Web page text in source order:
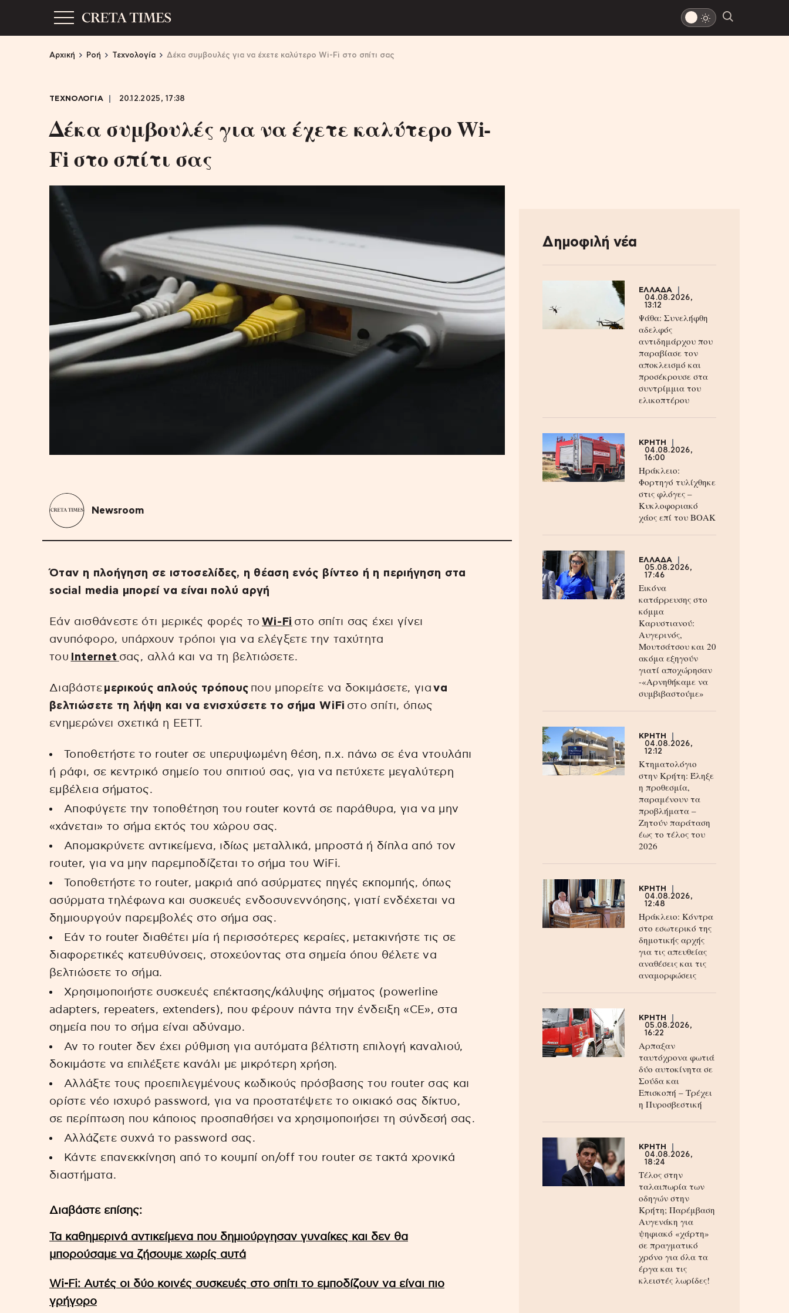
Αρχική Ροή Τεχνολογία Δέκα συμβουλές για να έχετε καλύτερο Wi-Fi στο σπίτι σας
ΤΕΧΝΟΛΟΓΙΑ 20.12.2025, 17:38
Δέκα συμβουλές για να έχετε καλύτερο Wi-
Fi στο σπίτι σας
Newsroom
Όταν η πλοήγηση σε ιστοσελίδες, η θέαση ενός βίντεο ή η περιήγηση στα
social media μπορεί να είναι πολύ αργή
Εάν αισθάνεστε ότι μερικές φορές το Wi-Fi στο σπίτι σας έχει γίνει
ανυπόφορο, υπάρχουν τρόποι για να ελέγξετε την ταχύτητα
του
Internet σας, αλλά και να τη βελτιώσετε.
Διαβάστε μερικούς απλούς τρόπους που μπορείτε να δοκιμάσετε, γιανα
βελτιώσετε τη λήψη και να ενισχύσετε το σήμα WiFi στο σπίτι, όπως
ενημερώνει σχετικά η ΕΕΤΤ.
Τοποθετήστε το router σε υπερυψωμένη θέση, π.χ. πάνω σε ένα ντουλάπι
ή ράφι, σε κεντρικό σημείο του σπιτιού σας, για να πετύχετε μεγαλύτερη
εμβέλεια σήματος.
Αποφύγετε την τοποθέτηση του router κοντά σε παράθυρα, για να μην
«χάνεται» το σήμα εκτός του χώρου σας.
Απομακρύνετε αντικείμενα, ιδίως μεταλλικά, μπροστά ή δίπλα από τον
router, για να μην παρεμποδίζεται το σήμα του WiFi.
Τοποθετήστε το router, μακριά από ασύρματες πηγές εκπομπής, όπως
ασύρματα τηλέφωνα και συσκευές ενδοσυνεννόησης, γιατί ενδέχεται να
δημιουργούν παρεμβολές στο σήμα σας.
Εάν το router διαθέτει μία ή περισσότερες κεραίες, μετακινήστε τις σε
διαφορετικές κατευθύνσεις, στοχεύοντας στα σημεία όπου θέλετε να
βελτιώσετε το σήμα.
Χρησιμοποιήστε συσκευές επέκτασης/κάλυψης σήματος (powerline
adapters, repeaters, extenders), που φέρουν πάντα την ένδειξη «CE», στα
σημεία που το σήμα είναι αδύναμο.
Αν το router δεν έχει ρύθμιση για αυτόματα βέλτιστη επιλογή καναλιού,
δοκιμάστε να επιλέξετε κανάλι με μικρότερη χρήση.
Αλλάξτε τους προεπιλεγμένους κωδικούς πρόσβασης του router σας και
ορίστε νέο ισχυρό password, για να προστατέψετε το οικιακό σας δίκτυο,
σε περίπτωση που κάποιος προσπαθήσει να χρησιμοποιήσει τη σύνδεσή σας.
Αλλάζετε συχνά το password σας.
Κάντε επανεκκίνηση από το κουμπί on/off του router σε τακτά χρονικά
διαστήματα.
Διαβάστε επίσης:
Τα καθημερινά αντικείμενα που δημιούργησαν γυναίκες και δεν θα
μπορούσαμε να ζήσουμε χωρίς αυτά
Wi-Fi: Αυτές οι δύο κοινές συσκευές στο σπίτι το εμποδίζουν να είναι πιο
γρήγορο
Δημοφιλή νέα
ΕΛΛΑΔΑ
04.08.2026,
13:12
Ψάθα: Συνελήφθη
αδελφός
αντιδημάρχου που
παραβίασε τον
αποκλεισμό και
προσέκρουσε στα
συντρίμμια του
ελικοπτέρου
ΚΡΗΤΗ
04.08.2026,
16:00
Ηράκλειο:
Φορτηγό τυλίχθηκε
στις φλόγες –
Κυκλοφοριακό
χάος επί του ΒΟΑΚ
ΕΛΛΑΔΑ
05.08.2026,
17:46
Εικόνα
κατάρρευσης στο
κόμμα
Καρυστιανού:
Αυγερινός,
Μουτσάτσου και 20
ακόμα εξηγούν
γιατί αποχώρησαν
-«Αρνηθήκαμε να
συμβιβαστούμε»
ΚΡΗΤΗ
04.08.2026,
12:12
Κτηματολόγιο
στην Κρήτη: Έληξε
η προθεσμία,
παραμένουν τα
προβλήματα –
Ζητούν παράταση
έως το τέλος του
2026
ΚΡΗΤΗ
04.08.2026,
12:48
Ηράκλειο: Κόντρα
στο εσωτερικό της
δημοτικής αρχής
για τις απευθείας
αναθέσεις και τις
αναμορφώσεις
ΚΡΗΤΗ
05.08.2026,
16:22
Αρπαξαν
ταυτόχρονα φωτιά
δύο αυτοκίνητα σε
Σούδα και
Επισκοπή – Τρέχει
η Πυροσβεστική
ΚΡΗΤΗ
04.08.2026,
18:24
Τέλος στην
ταλαιπωρία των
οδηγών στην
Κρήτη; Παρέμβαση
Αυγενάκη για
ψηφιακό «χάρτη»
σε πραγματικό
χρόνο για όλα τα
έργα και τις
κλειστές λωρίδες!